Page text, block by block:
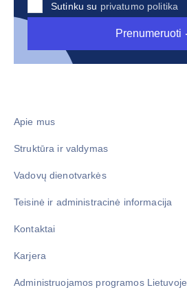
Sutinku su privatumo politika
Prenumeruoti
Apie mus
Struktūra ir valdymas
Vadovų dienotvarkės
Teisinė ir administracinė informacija
Kontaktai
Karjera
Administruojamos programos Lietuvoje